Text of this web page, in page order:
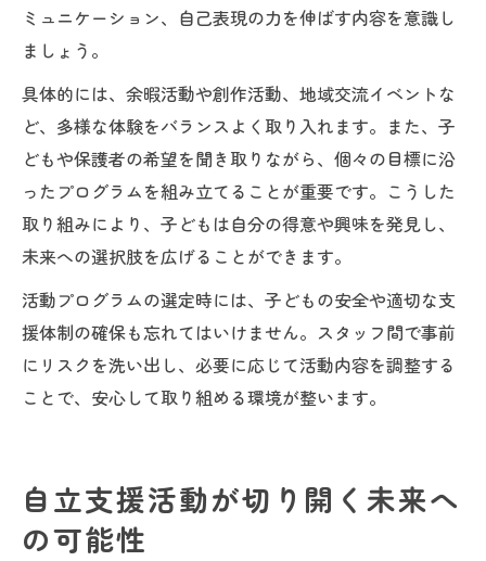
ミュニケーション、自己表現の力を伸ばす内容を意識し
ましょう。
具体的には、余暇活動や創作活動、地域交流イベントな
ど、多様な体験をバランスよく取り入れます。また、子
どもや保護者の希望を聞き取りながら、個々の目標に沿
ったプログラムを組み立てることが重要です。こうした
取り組みにより、子どもは自分の得意や興味を発見し、
未来への選択肢を広げることができます。
活動プログラムの選定時には、子どもの安全や適切な支
援体制の確保も忘れてはいけません。スタッフ間で事前
にリスクを洗い出し、必要に応じて活動内容を調整する
ことで、安心して取り組める環境が整います。
自立支援活動が切り開く未来へ
の可能性